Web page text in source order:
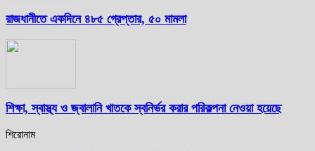
রাজধানীতে একদিনে ৪৮৫ গ্রেপ্তার, ৫০ মামলা
শিক্ষা, স্বাস্থ্য ও জ্বালানি খাতকে স্বনির্ভর করার পরিকল্পনা নেওয়া হয়েছে
শিরোনাম